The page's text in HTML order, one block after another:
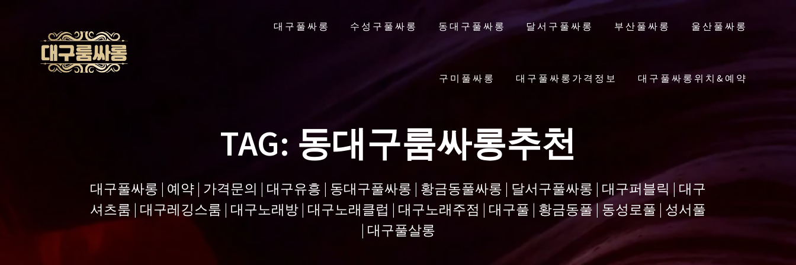
대구풀싸롱 수성구풀싸롱 동대구풀싸롱 달서구풀싸롱 부산풀싸롱 울산풀싸롱
구미풀싸롱 대구풀싸롱가격정보 대구풀싸롱위치&예약
TAG: 동대구룸싸롱추천
대구풀싸롱 | 예약 | 가격문의 | 대구유흥 | 동대구풀싸롱 | 황금동풀싸롱 | 달서구풀싸롱 | 대구퍼블릭 | 대구
셔츠룸 | 대구레깅스룸 | 대구노래방 | 대구노래클럽 | 대구노래주점 | 대구풀 | 황금동풀 | 동성로풀 | 성서풀
| 대구풀살롱